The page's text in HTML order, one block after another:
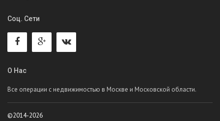
Соц. Сети
О Нас
Все операции с недвижимостью в Москве и Московской области.
©2014-2026